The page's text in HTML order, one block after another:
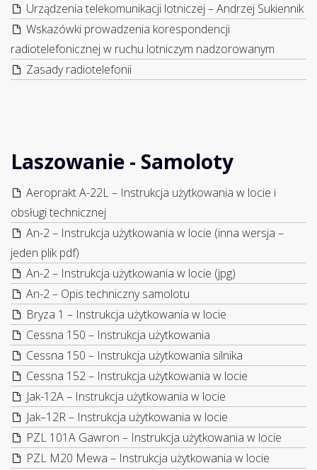
Urządzenia telekomunikacji lotniczej – Andrzej Sukiennik
Wskazówki prowadzenia korespondencji
radiotelefonicznej w ruchu lotniczym nadzorowanym
Zasady radiotelefonii
Laszowanie - Samoloty
Aeroprakt A-22L – Instrukcja użytkowania w locie i
obsługi technicznej
An-2 – Instrukcja użytkowania w locie (inna wersja –
jeden plik pdf)
An-2 – Instrukcja użytkowania w locie (jpg)
An-2 – Opis techniczny samolotu
Bryza 1 – Instrukcja użytkowania w locie
Cessna 150 – Instrukcja użytkowania
Cessna 150 – Instrukcja użytkowania silnika
Cessna 152 – Instrukcja użytkowania w locie
Jak-12A – Instrukcja użytkowania w locie
Jak–12R – Instrukcja użytkowania w locie
PZL 101A Gawron – Instrukcja użytkowania w locie
PZL M20 Mewa – Instrukcja użytkowania w locie